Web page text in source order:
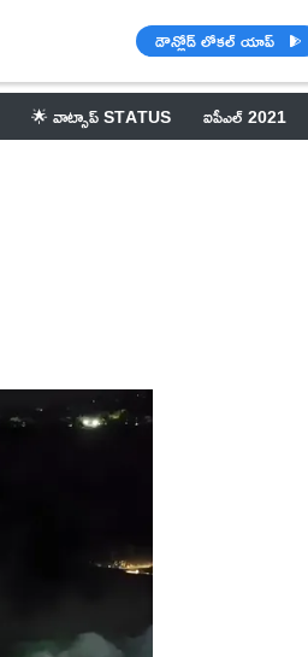
డౌన్లోడ్ లోకల్ యాప్
🌟 వాట్సాప్ STATUS
ఐపీఎల్ 2021